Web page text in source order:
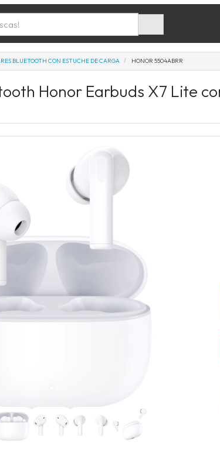
BLUETOOTH CON ESTUCHE DE CARGA HONOR 5504ABRR
Honor Earbuds X7 Lite